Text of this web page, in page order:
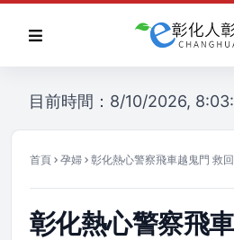
目前時間：8/10/2026,
首頁 孕婦 彰化熱心警察飛車越鬼門 救
彰化熱心警察飛